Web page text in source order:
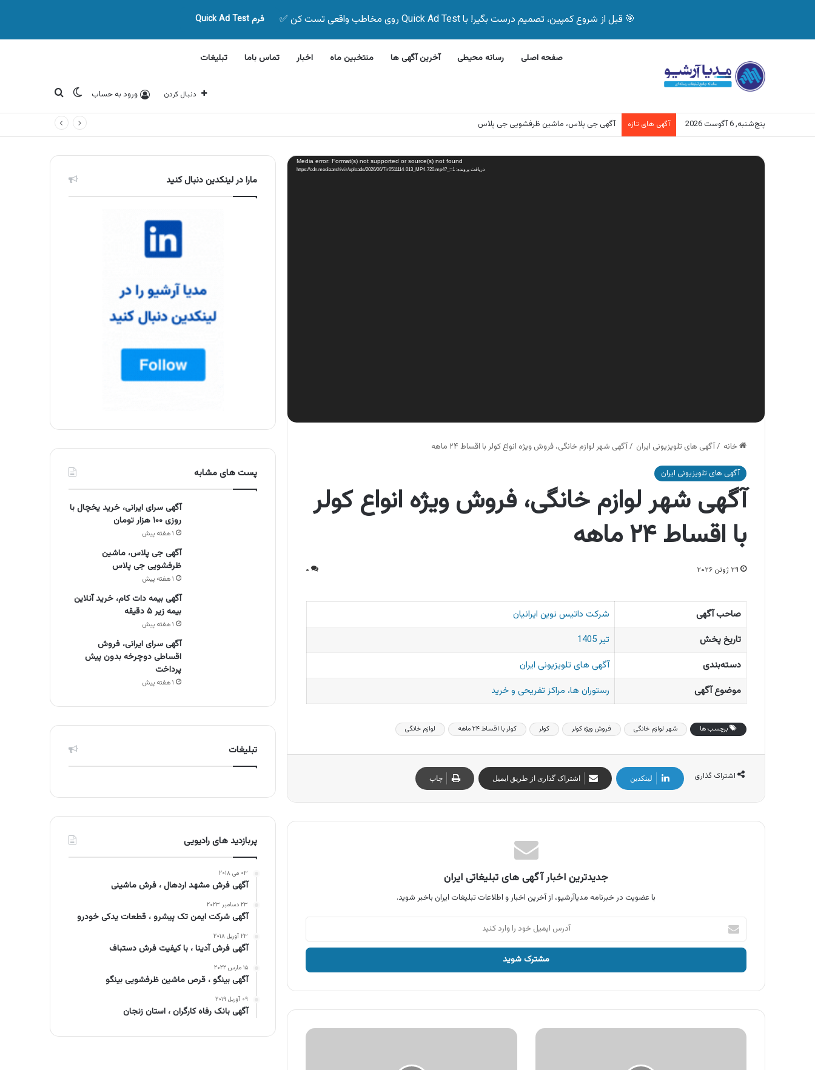
🎯 قبل از شروع کمپین، تصمیم درست بگیر! با Quick Ad Test روی مخاطب واقعی تست کن ✅ فرم Quick Ad Test
صفحه اصلی رسانه محیطی آخرین آگهی ها منتخبین ماه اخبار تماس باما تبلیغات
دنبال کردن ورود به حساب تغییر پوسته
جستجو برای
پنج‌شنبه, 6 آگوست 2026 آگهی های تازه آگهی بیمه دات کام، خرید آنلاین بیمه زیر ۵ دقیقه
نمایشگر
ویدیو Media error: Format(s) not supported or source(s) not found
دریافت پرونده: https://cdn.mediaarshiv.ir/uploads/2026/06/Tir0511114-013_MP4-720.mp4?_=1
خانه /آگهی های تلویزیونی ایران /آگهی شهر لوازم خانگی، فروش ویژه انواع کولر با اقساط ۲۴ ماهه
آگهی های تلویزیونی ایران
آگهی شهر لوازم خانگی، فروش ویژه انواع کولر
با اقساط ۲۴ ماهه
۲۹ ژوئن ۲۰۲۶ ۰
صاحب آگهی
شرکت داتیس نوین ایرانیان
تاریخ پخش
تیر 1405
دسته‌بندی
آگهی های تلویزیونی ایران
موضوع آگهی
رستوران ها، مراکز تفریحی و خرید
برچسب ها شهر لوازم خانگی فروش ویژه کولر کولر کولر با اقساط ۲۴ ماهه لوازم خانگی
اشتراک گذاری لینکدین اشتراک گذاری از طریق ایمیل چاپ
جدیدترین اخبار آگهی های تبلیغاتی ایران
با عضویت در خبرنامه مدیاآرشیو، از آخرین اخبار و اطلاعات تبلیغات ایران باخبر شوید.
آدرس
ایمیل
خود
وارد
آگهی
آگهی
مارا در لینکدین دنبال کنید
پست های مشابه
آگهی سرای ایرانی، خرید یخچال با
روزی ۱۰۰ هزار تومان
۱ هفته پیش
آگهی جی پلاس، ماشین
ظرفشویی جی پلاس
۱ هفته پیش
آگهی بیمه دات کام، خرید آنلاین
بیمه زیر ۵ دقیقه
۱ هفته پیش
آگهی سرای ایرانی، فروش
اقساطی دوچرخه بدون پیش
پرداخت
۱ هفته پیش
تبلیغات
پربازدید های رادیویی
۰۳ می ۲۰۱۸
آگهی فرش مشهد اردهال ، فرش ماشینی
۲۳ دسامبر ۲۰۲۳
آگهی شرکت ایمن تک پیشرو ، قطعات یدکی خودرو
۲۳ آوریل ۲۰۱۸
آگهی فرش آدینا ، با کیفیت فرش دستباف
۱۵ مارس ۲۰۲۲
آگهی بینگو ، قرص ماشین ظرفشویی بینگو
۰۹ آوریل ۲۰۱۹
آگهی بانک رفاه کارگران ، استان زنجان